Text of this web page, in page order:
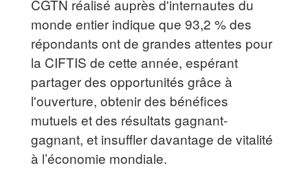
CGTN réalisé auprès d'internautes du
monde entier indique que 93,2 % des
répondants ont de grandes attentes pour
la CIFTIS de cette année, espérant
partager des opportunités grâce à
l'ouverture, obtenir des bénéfices
mutuels et des résultats gagnant-
gagnant, et insuffler davantage de vitalité
à l’économie mondiale.